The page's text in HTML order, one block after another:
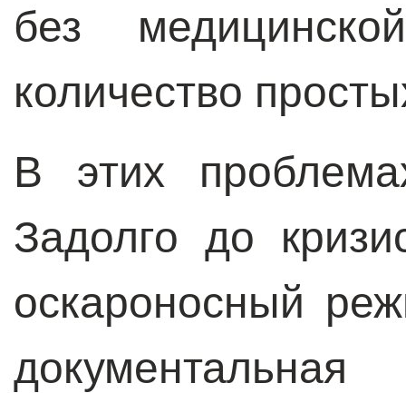
без
количество
В этих
Задолго до
оскароносный